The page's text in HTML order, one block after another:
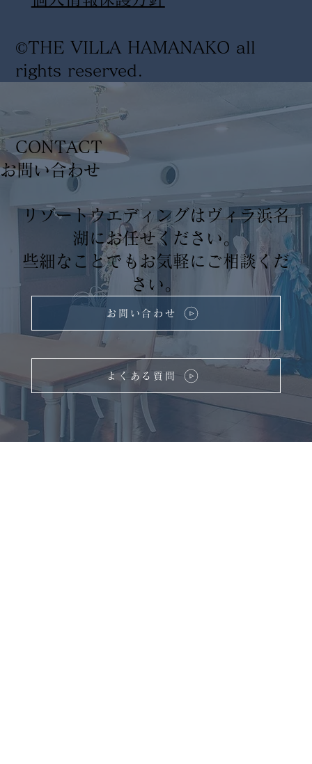
©THE VILLA HAMANAKO all
rights reserved .
リゾートウエディングはヴィラ浜名
湖にお任せください。
些細なことでもお気軽にご相談くだ
さい。
よくある質問
CONTACT
お問い合わせ
​お問い合わせ